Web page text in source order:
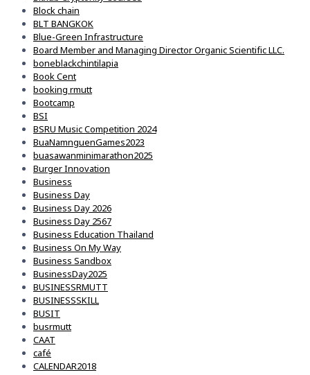
Block chain
BLT BANGKOK
Blue-Green Infrastructure
Board Member and Managing Director Organic Scientific LLC.
boneblackchintilapia
Book Cent
booking rmutt
Bootcamp
BSI
BSRU Music Competition 2024
BuaNamnguenGames2023
buasawanminimarathon2025
Burger Innovation
Business
Business Day
Business Day 2026
Business Day 2567
Business Education Thailand
Business On My Way
Business Sandbox
BusinessDay2025
BUSINESSRMUTT
BUSINESSSKILL
BUSIT
busrmutt
CAAT
café
CALENDAR2018